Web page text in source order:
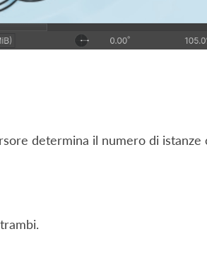
determina il numero di istanze